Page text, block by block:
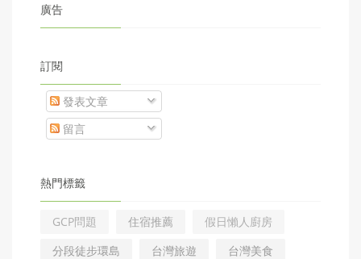
廣告
訂閱
發表文章
留言
熱門標籤
GCP問題 住宿推薦
假日懶人廚房
分段徒步環島
台灣旅遊
台灣美食